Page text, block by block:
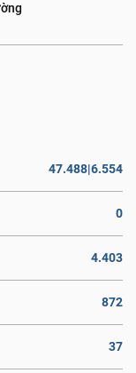
47.488|6.554
0
4.403
872
37